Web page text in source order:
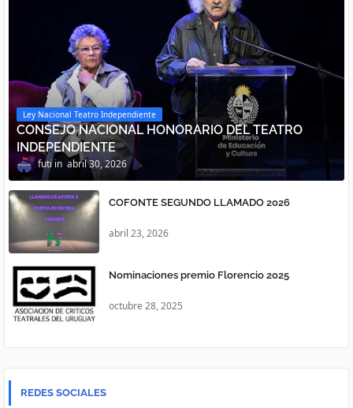
Ley Nacional Teatro Independiente
CONSEJO NACIONAL HONORARIO DEL TEATRO
INDEPENDIENTE
futi abril 30, 2026
COFONTE SEGUNDO LLAMADO 2026
abril 23, 2026
Nominaciones premio Florencio 2025
octubre 28, 2025
REDES SOCIALES